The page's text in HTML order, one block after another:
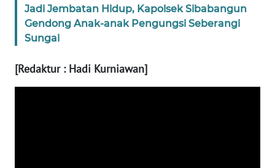
Jadi Jembatan Hidup, Kapolsek Sibabangun
Gendong Anak-anak Pengungsi Seberangi
Sungai
[Redaktur : Hadi Kurniawan]
WN
SULTENG
SULBAR